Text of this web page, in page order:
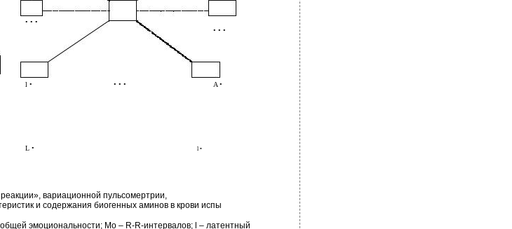
• • •
• • •
l • • • • A •
L • l •
вариационной пульсомертрии,
и содержания биогенных аминов в крови испы
эмоциональности; Мо – R-R-интервалов; l – латентный